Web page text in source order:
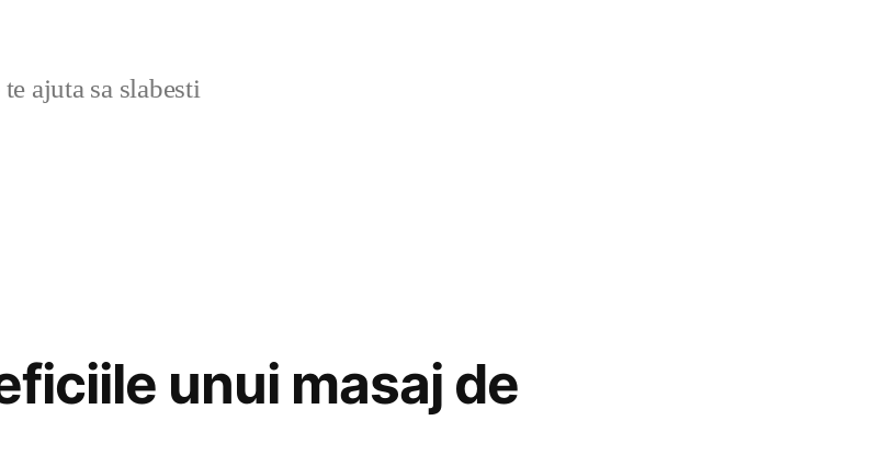
ajuta sa slabesti
unui masaj de